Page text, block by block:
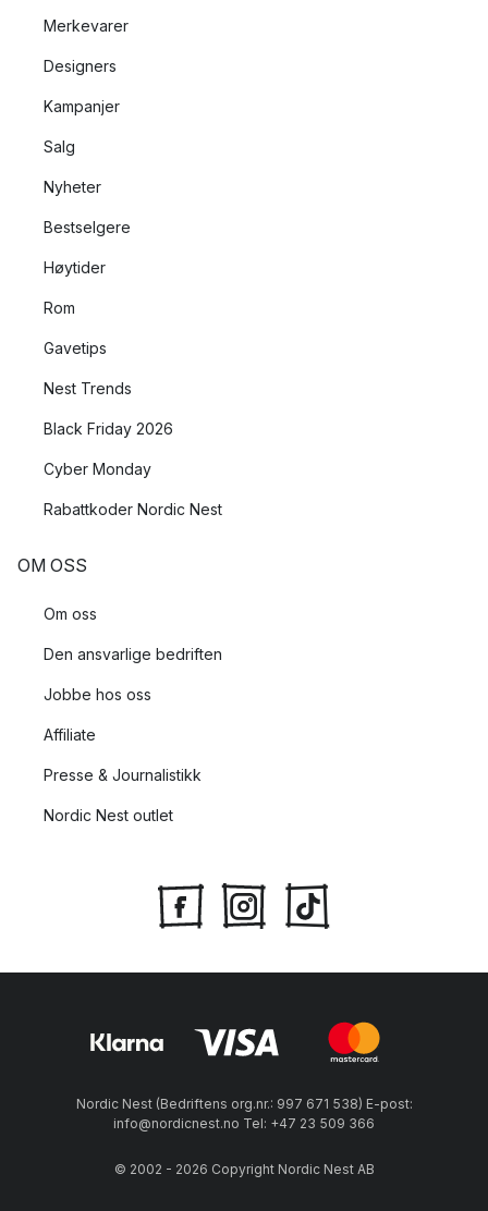
Merkevarer
Designers
Kampanjer
Salg
Nyheter
Bestselgere
Høytider
Rom
Gavetips
Nest Trends
Black Friday 2026
Cyber Monday
Rabattkoder Nordic Nest
OM OSS
Om oss
Den ansvarlige bedriften
Jobbe hos oss
Affiliate
Presse & Journalistikk
Nordic Nest outlet
Nordic Nest (Bedriftens org.nr.: 997 671 538) E-post:
info@nordicnest.no Tel: +47 23 509 366
© 2002 - 2026 Copyright Nordic Nest AB